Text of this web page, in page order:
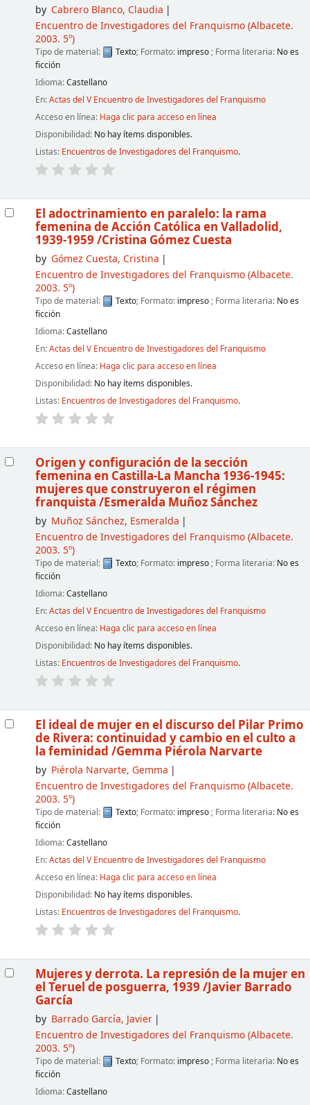
by Cabrero Blanco, Claudia
Encuentro de Investigadores del Franquismo(Albacete.
2003. 5º)
Tipo de material: Texto; Formato: impreso ; Forma literaria: No es
ficción
Idioma:Castellano
En:Actas del V Encuentro de Investigadores del Franquismo
Acceso en línea: Haga clic para acceso en línea
Disponibilidad: No hay ítems disponibles.
Listas: Encuentros de Investigadores del Franquismo.
El adoctrinamiento en paralelo: la rama
femenina de Acción Católica en Valladolid,
1939-1959 /Cristina Gómez Cuesta
by Gómez Cuesta, Cristina
Encuentro de Investigadores del Franquismo(Albacete.
2003. 5º)
Tipo de material: Texto; Formato: impreso ; Forma literaria: No es
ficción
Idioma:Castellano
En:Actas del V Encuentro de Investigadores del Franquismo
Acceso en línea: Haga clic para acceso en línea
Disponibilidad: No hay ítems disponibles.
Listas: Encuentros de Investigadores del Franquismo.
Origen y configuración de la sección
femenina en Castilla-La Mancha 1936-1945:
mujeres que construyeron el régimen
franquista /Esmeralda Muñoz Sánchez
by Muñoz Sánchez, Esmeralda
Encuentro de Investigadores del Franquismo(Albacete.
2003. 5º)
Tipo de material: Texto; Formato: impreso ; Forma literaria: No es
ficción
Idioma:Castellano
En:Actas del V Encuentro de Investigadores del Franquismo
Acceso en línea: Haga clic para acceso en línea
Disponibilidad: No hay ítems disponibles.
Listas: Encuentros de Investigadores del Franquismo.
El ideal de mujer en el discurso del Pilar Primo
de Rivera: continuidad y cambio en el culto a
la feminidad /Gemma Piérola Narvarte
by Piérola Narvarte, Gemma
Encuentro de Investigadores del Franquismo(Albacete.
2003. 5º)
Tipo de material: Texto; Formato: impreso ; Forma literaria: No es
ficción
Idioma:Castellano
En:Actas del V Encuentro de Investigadores del Franquismo
Acceso en línea: Haga clic para acceso en línea
Disponibilidad: No hay ítems disponibles.
Listas: Encuentros de Investigadores del Franquismo.
Mujeres y derrota. La represión de la mujer en
el Teruel de posguerra, 1939 /Javier Barrado
García
by Barrado García, Javier
Encuentro de Investigadores del Franquismo(Albacete.
2003. 5º)
Tipo de material: Texto; Formato: impreso ; Forma literaria: No es
ficción
Idioma:Castellano